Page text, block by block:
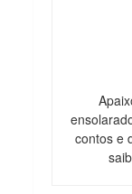
contos e